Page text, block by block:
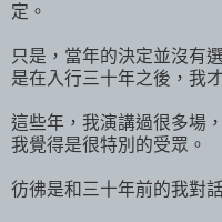
定。
只是，當年的決定並沒有
是在入行三十年之後，我
這些年，我演講過很多場
我覺得是很特別的受眾。
彷彿是和三十年前的我對